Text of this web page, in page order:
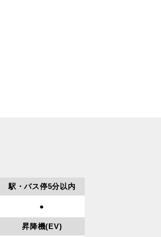
駅・バス停5分以内
●
昇降機(EV)